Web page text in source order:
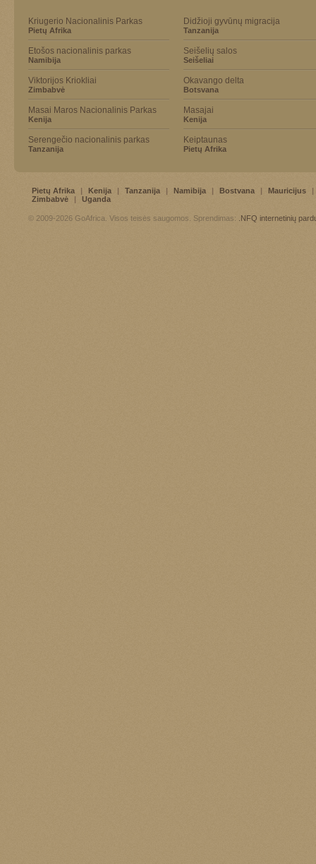
Kriugerio Nacionalinis Parkas
Pietų Afrika
Etošos nacionalinis parkas
Namibija
Viktorijos Kriokliai
Zimbabvė
Masai Maros Nacionalinis Parkas
Kenija
Serengečio nacionalinis parkas
Tanzanija
Didžioji gyvūnų migracija
Tanzanija
Seišelių salos
Seišeliai
Okavango delta
Botsvana
Masajai
Kenija
Keiptaunas
Pietų Afrika
Pietų Afrika | Kenija | Tanzanija | Namibija | Bostvana | Mauricijus
|
Zimbabvė
| Uganda
© 2009-2026 GoAfrica. Visos teisės saugomos. Sprendimas: .NFQ internetinių